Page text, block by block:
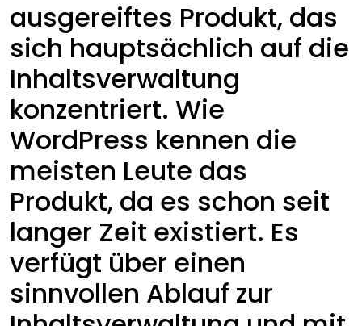
ausgereiftes Produkt, das
sich hauptsächlich auf die
Inhaltsverwaltung
konzentriert. Wie
WordPress kennen die
meisten Leute das
Produkt, da es schon seit
langer Zeit existiert. Es
verfügt über einen
sinnvollen Ablauf zur